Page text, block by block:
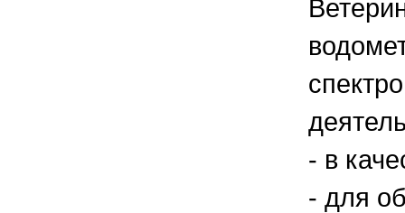
- в
- для